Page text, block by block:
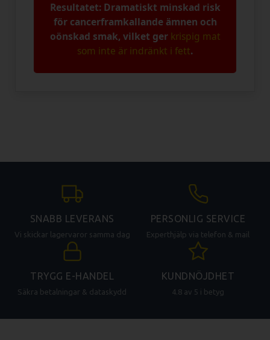
Resultatet: Dramatiskt minskad risk
för cancerframkallande ämnen och
oönskad smak, vilket ger krispig mat
som inte är indränkt i fett.
SNABB LEVERANS
Vi skickar lagervaror samma dag
PERSONLIG SERVICE
Experthjälp via telefon & mail
TRYGG E-HANDEL
Säkra betalningar & dataskydd
KUNDNÖJDHET
4.8 av 5 i betyg